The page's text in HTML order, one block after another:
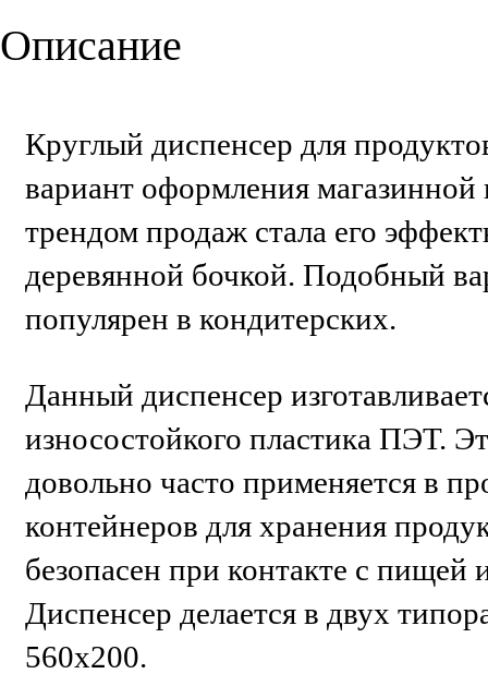
Описание
Круглый диспенсер для
вариант оформления
трендом продаж стала его
деревянной бочкой. Подобный
популярен в кондитерских.
Данный диспенсер
износостойкого пластика ПЭТ.
довольно часто применяется в
контейнеров для хранения
безопасен при контакте с пищей
Диспенсер делается в двух
560х200.